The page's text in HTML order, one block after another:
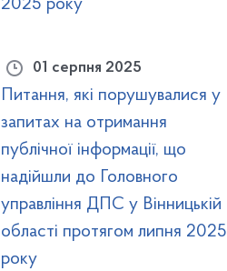
2025 року
01 серпня 2025
Питання, які порушувалися у
запитах на отримання
публічної інформації, що
надійшли до Головного
управління ДПС у Вінницькій
області протягом липня 2025
року